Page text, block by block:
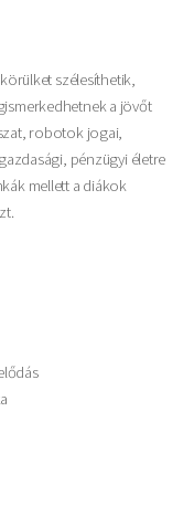
szélesíthetik,
a jövőt
robotok jogai,
pénzügyi életre
mellett a diákok